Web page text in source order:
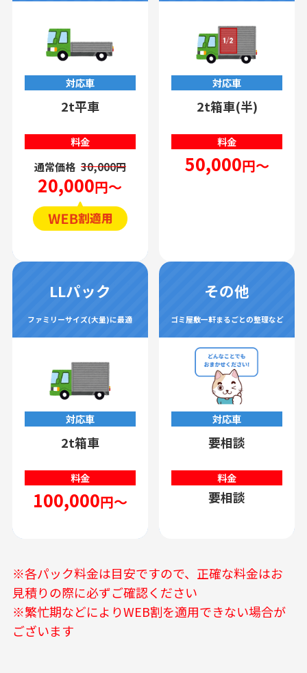
対応車
2t平車
料金
通常価格 30,000円
20,000円～
対応車
2t箱車(半)
料金
50,000円～
LLパック
ファミリーサイズ(大量)に最適
対応車
2t箱車
料金
100,000円～
その他
ゴミ屋敷一軒まるごとの整理など
対応車
要相談
料金
要相談
※各パック料金は目安ですので、正確な料金はお
見積りの際に必ずご確認ください
※繁忙期などによりWEB割を適用できない場合が
ございます